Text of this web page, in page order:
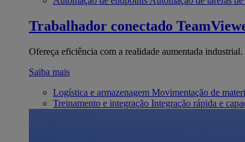
Trabalhador conectado
Ofereça eficiência com a realidade aumentada industrial.
Saiba mais
Logística e armazenagem Movimentação de
Treinamento e integração Integração rápida e